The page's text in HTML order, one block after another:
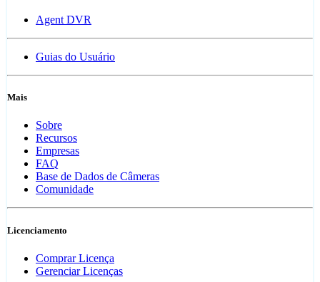
Agent DVR
Guias do Usuário
Mais
Sobre
Recursos
Empresas
FAQ
Base de Dados de Câmeras
Comunidade
Licenciamento
Comprar Licença
Gerenciar Licenças